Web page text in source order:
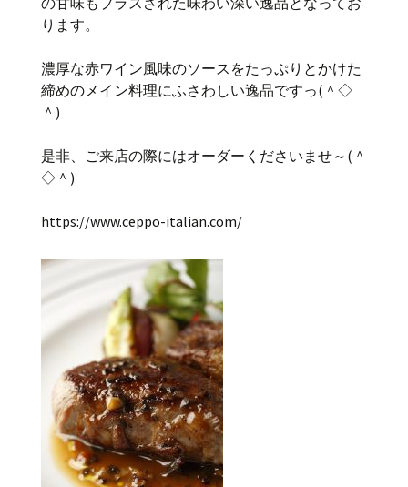
ります。
濃厚な赤ワイン風味のソースをたっぷりとかけた
締めのメイン料理にふさわしい逸品ですっ(＾◇
＾)
是非、ご来店の際にはオーダーくださいませ～(＾
◇＾)
https://www.ceppo-italian.com/